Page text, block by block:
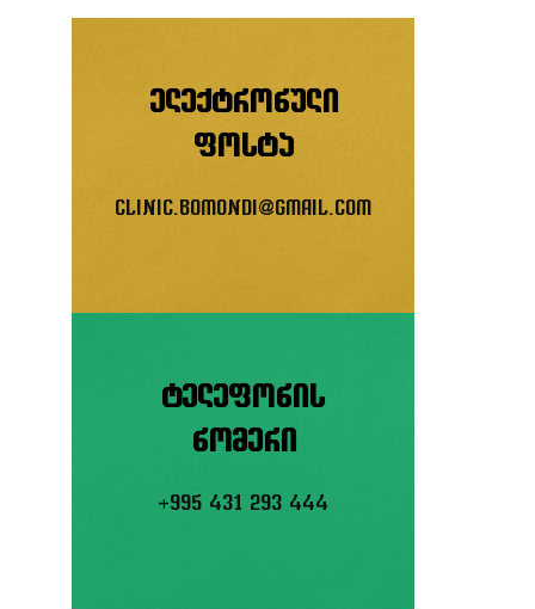
ელექტრონული
ფოსტა
clinic.bomondi@gmail.com
ტელეფონის
ნომერი
+995 431 293 444